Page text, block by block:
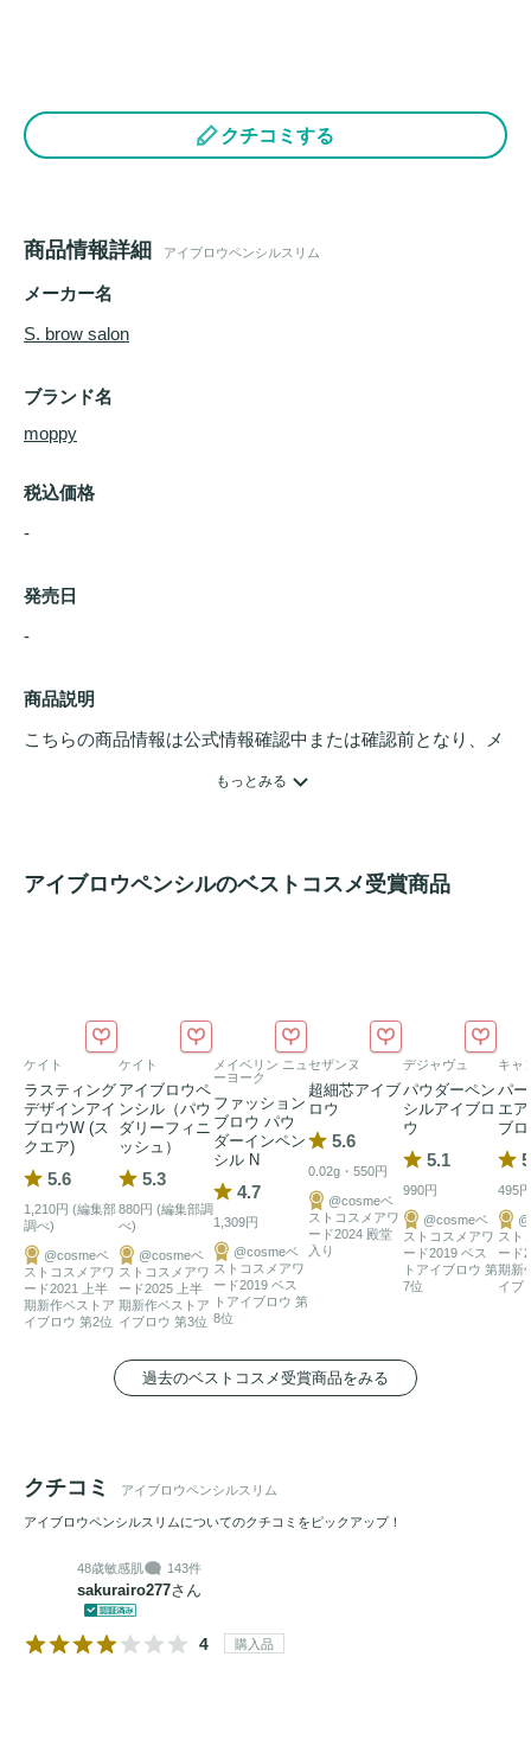
クチコミする
商品情報詳細 アイブロウペンシルスリム
メーカー名
S. brow salon
ブランド名
moppy
税込価格
-
発売日
-
商品説明
こちらの商品情報は公式情報確認中または確認前となり、メ
もっとみる
アイブロウペンシルのベストコスメ受賞商品
ケイト
ラスティング
デザインアイ
ブロウW (ス
クエア)
5.6
1,210円 (編集部
調べ)
@cosmeベ
ストコスメアワ
ード2021 上半
期新作ベストア
イブロウ 第2位
ケイト
アイブロウペ
ンシル（パウ
ダリーフィニ
ッシュ）
5.3
880円 (編集部調
べ)
@cosmeベ
ストコスメアワ
ード2025 上半
期新作ベストア
イブロウ 第3位
メイベリン ニュ
ーヨーク
ファッション
ブロウ パウ
ダーインペン
シル N
4.7
1,309円
@cosmeベ
ストコスメアワ
ード2019 ベス
トアイブロウ 第
8位
セザンヌ
超細芯アイブ
ロウ
5.6
0.02g・550円
@cosmeベ
ストコスメアワ
ード2024 殿堂
入り
デジャヴュ
パウダーペン
シルアイブロ
ウ
5.1
990円
@cosmeベ
ストコスメアワ
ード2019 ベス
トアイブロウ 第
7位
キャ
パ
エ
ブ
495円
スト
ード
期新
イブ
過去のベストコスメ受賞商品をみる
クチコミ アイブロウペンシルスリム
アイブロウペンシルスリムについてのクチコミをピックアップ！
48歳敏感肌 143件
sakurairo277さん
4 購入品